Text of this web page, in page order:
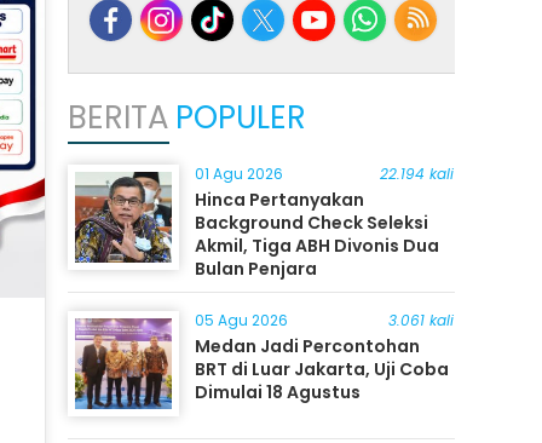
BERITA POPULER
01 Agu 2026 22.194 kali
Hinca Pertanyakan
Background Check Seleksi
Akmil, Tiga ABH Divonis Dua
Bulan Penjara
05 Agu 2026 3.061 kali
Medan Jadi Percontohan
BRT di Luar Jakarta, Uji Coba
Dimulai 18 Agustus